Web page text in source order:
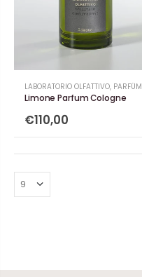
LABORATORIO OLFATTIVO, PARFÜM
Limone Parfum Cologne
€110,00